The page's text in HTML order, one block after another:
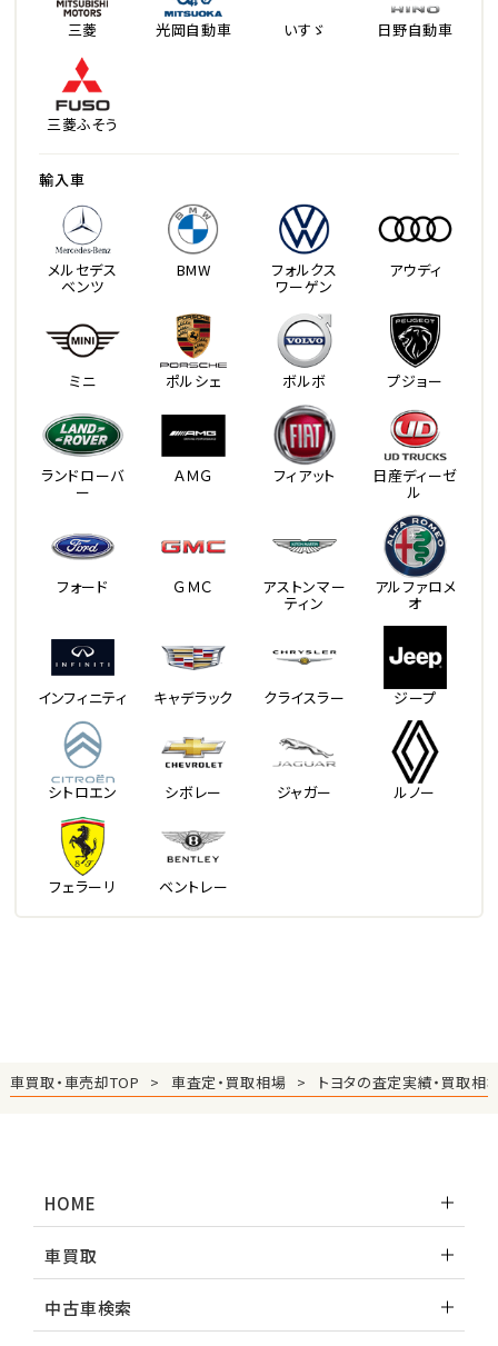
三菱 光岡自動車 いすゞ 日野自動車
三菱ふそう
輸入車
メルセデス
ベンツ
BMW フォルクス
ワーゲン
アウディ
ミニ ポルシェ ボルボ プジョー
ランドローバ
ー
ＡＭＧ フィアット 日産ディーゼ
ル
フォード ＧＭＣ アストンマー
ティン
アルファロメ
オ
インフィニティ キャデラック クライスラー ジープ
シトロエン シボレー ジャガー ルノー
フェラーリ ベントレー
車買取・車売却TOP 車査定・買取相場 トヨタの査定実績・買取相
HOME
車買取
中古車検索